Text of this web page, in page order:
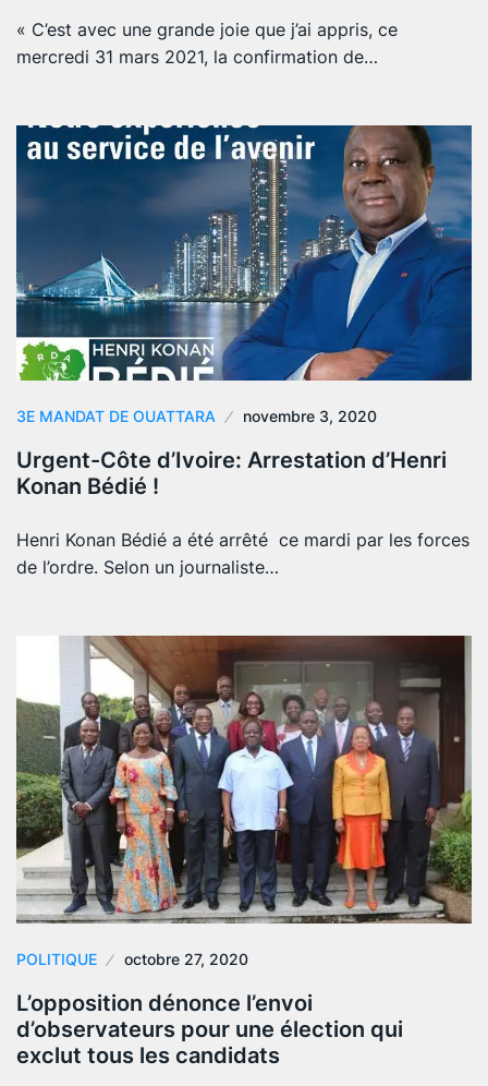
« C’est avec une grande joie que j’ai appris, ce
mercredi 31 mars 2021, la confirmation de…
3E MANDAT DE OUATTARA novembre 3, 2020
Urgent-Côte d’Ivoire: Arrestation d’Henri
Konan Bédié !
Henri Konan Bédié a été arrêté ce mardi par les forces
de l’ordre. Selon un journaliste…
POLITIQUE octobre 27, 2020
L’opposition dénonce l’envoi
d’observateurs pour une élection qui
exclut tous les candidats